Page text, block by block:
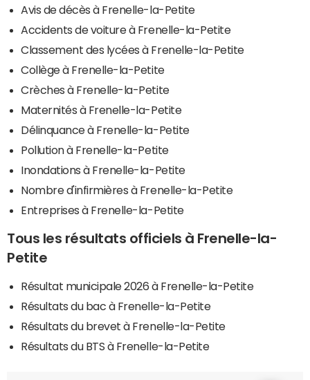
Avis de décès à Frenelle-la-Petite
Accidents de voiture à Frenelle-la-Petite
Classement des lycées à Frenelle-la-Petite
Collège à Frenelle-la-Petite
Crèches à Frenelle-la-Petite
Maternités à Frenelle-la-Petite
Délinquance à Frenelle-la-Petite
Pollution à Frenelle-la-Petite
Inondations à Frenelle-la-Petite
Nombre d'infirmières à Frenelle-la-Petite
Entreprises à Frenelle-la-Petite
Tous les résultats officiels à Frenelle-la-
Petite
Résultat municipale 2026 à Frenelle-la-Petite
Résultats du bac à Frenelle-la-Petite
Résultats du brevet à Frenelle-la-Petite
Résultats du BTS à Frenelle-la-Petite